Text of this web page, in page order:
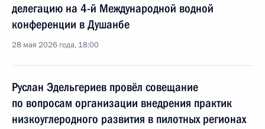
делегацию на 4-й Международной водной
конференции в Душанбе
28 мая 2026 года, 18:00
Руслан Эдельгериев провёл совещание
по вопросам организации внедрения практик
низкоуглеродного развития в пилотных регионах